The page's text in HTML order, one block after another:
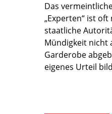
Das
„Experten“ ist
staatliche
Mündigkeit nicht
Garderobe
eigenes Urteil